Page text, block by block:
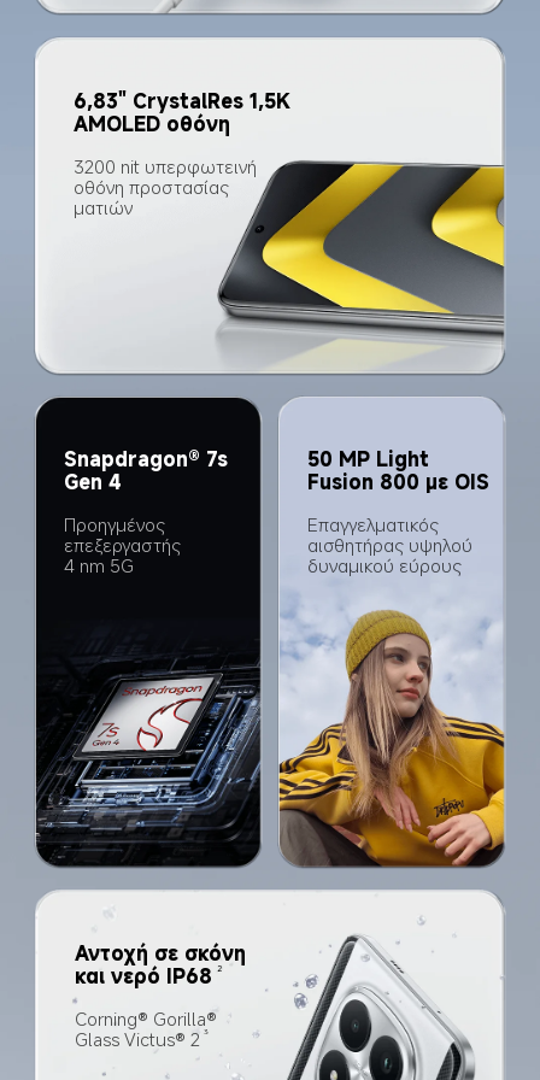
6,83" CrystalRes 1,5K
AMOLED οθόνη
3200 nit υπερφωτεινή
οθόνη προστασίας
ματιών
Snapdragon® 7s
Gen 4
Προηγμένος
επεξεργαστής
4 nm 5G
50 MP Light
Fusion 800 με OIS
Επαγγελματικός
αισθητήρας υψηλού
δυναμικού εύρους
Αντοχή σε σκόνη
και νερό IP68
2
Corning® Gorilla®
Glass Victus® 2 3